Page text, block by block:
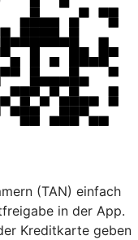
(TAN) einfach
in der App.
Kreditkarte geben